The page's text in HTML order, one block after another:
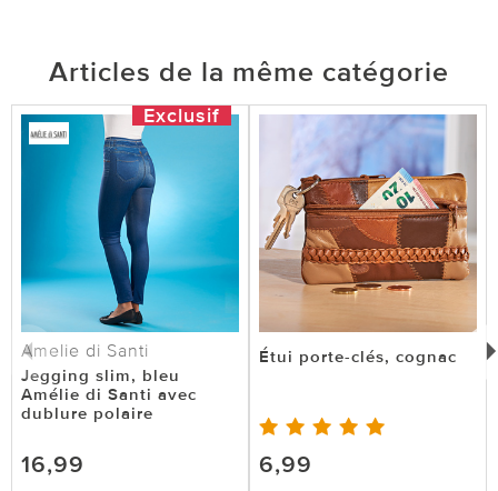
Articles de la même catégorie
Exclusif
Amelie di Santi
Jegging slim, bleu
Amélie di Santi avec
dublure polaire
16,99
Étui porte-clés, cognac
6,99